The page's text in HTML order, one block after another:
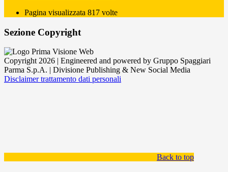
Pagina visualizzata 817 volte
Sezione Copyright
Copyright 2026 | Engineered and powered by Gruppo Spaggiari
Parma S.p.A. | Divisione Publishing & New Social Media
Disclaimer trattamento dati personali
Back to top